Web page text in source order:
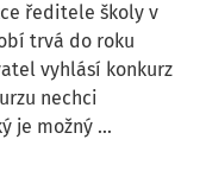
ředitele školy v
trvá do roku
vyhlásí konkurz
nechci
je možný ...